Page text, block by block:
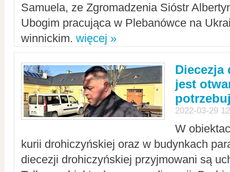
Samuela, ze Zgromadzenia Sióstr
Ubogim pracująca w Plebanówce na
winnickim. więcej »
Diecezja
jest
2022-03-29
W
kurii drohiczyńskiej oraz w budynkach
diecezji drohiczyńskiej przyjmowani są